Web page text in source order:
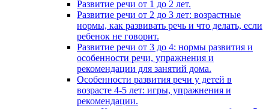
Развитие речи от 1 до 2 лет.
Развитие речи от 2 до 3 лет: возрастные
нормы, как развивать речь и что делать, если
ребенок не говорит.
Развитие речи от 3 до 4: нормы развития и
особенности речи, упражнения и
рекомендации для занятий дома.
Особенности развития речи у детей в
возрасте 4-5 лет: игры, упражнения и
рекомендации.